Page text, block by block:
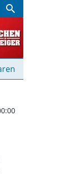
search